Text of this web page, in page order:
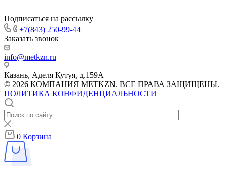
Подписаться на рассылку
+7(843) 250-99-44
Заказать звонок
info@metkzn.ru
Казань, Аделя Кутуя, д.159А
© 2026 КОМПАНИЯ METKZN. ВСЕ ПРАВА ЗАЩИЩЕНЫ.
ПОЛИТИКА КОНФИДЕНЦИАЛЬНОСТИ
0 Корзина